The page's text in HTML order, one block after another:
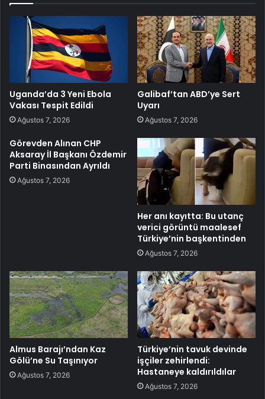
Uganda’da 3 Yeni Ebola
Vakası Tespit Edildi
Ağustos 7, 2026
Galibaf’tan ABD’ye Sert
Uyarı
Ağustos 7, 2026
Görevden Alınan CHP
Aksaray İl Başkanı Özdemir
Parti Binasından Ayrıldı
Ağustos 7, 2026
Her anı kayıtta: Bu utanç
verici görüntü maalesef
Türkiye’nin başkentinden
Ağustos 7, 2026
Almus Barajı’ndan Kaz
Gölü’ne Su Taşınıyor
Ağustos 7, 2026
Türkiye’nin tavuk devinde
işçiler zehirlendi:
Hastaneye kaldırıldılar
Ağustos 7, 2026